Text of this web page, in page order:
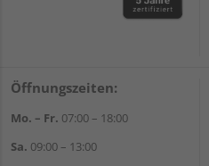
Öffnungszeiten:
Mo. – Fr. 07:00 – 18:00
Sa. 09:00 – 13:00